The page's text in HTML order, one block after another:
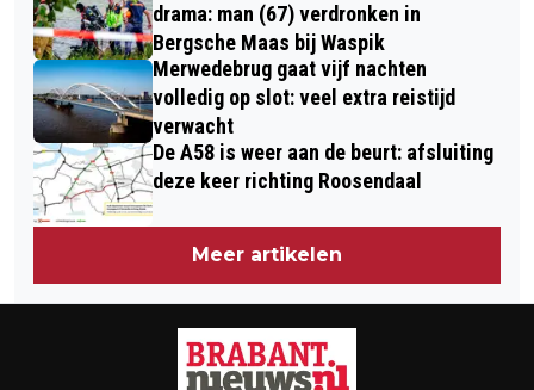
drama: man (67) verdronken in
Bergsche Maas bij Waspik
Merwedebrug gaat vijf nachten
volledig op slot: veel extra reistijd
verwacht
De A58 is weer aan de beurt: afsluiting
deze keer richting Roosendaal
Meer artikelen